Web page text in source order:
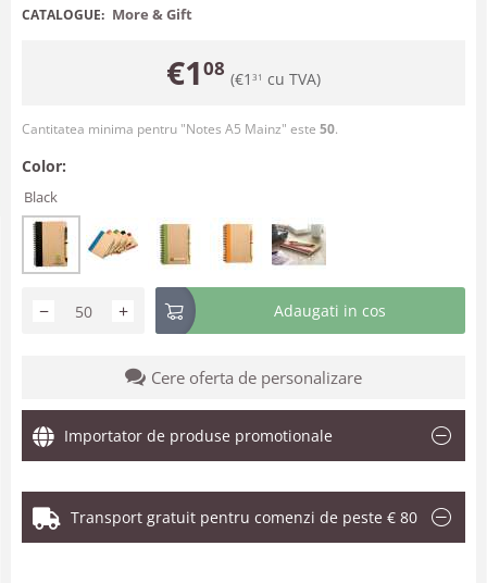
CATALOGUE: More & Gift
€108 (€1 31 cu TVA)
Cantitatea minima pentru "Notes A5 Mainz" este 50.
Color:
Black
+
− Adaugati in cos
Cere oferta de personalizare
Importator de produse promotionale
Transport gratuit pentru comenzi de peste € 80